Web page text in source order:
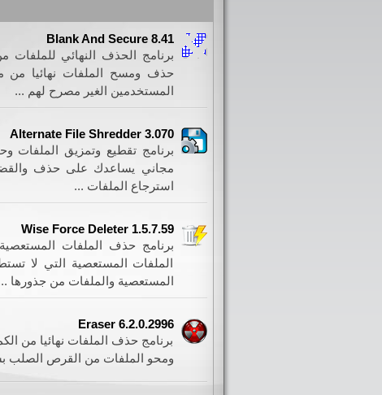
Blank And Secure 8.41
برنامج الحذف النهائي
المستخدمين الغير مصرح لهم ...
Alternate File Shredder 3.070
برنامج تقطيع وتمزيق الملفات
مجاني يساعدك على حذف
استرجاع الملفات ...
Wise Force Deleter 1.5.7.59
برنامج حذف الملفات
الملفات المستعصية التي لا
المستعصية والملفات من جذورها
Eraser 6.2.0.2996
برنامج حذف الملفات نهائيا من
ومحو الملفات من القرص الصلب